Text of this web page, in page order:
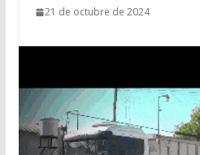
21 de octubre de 2024